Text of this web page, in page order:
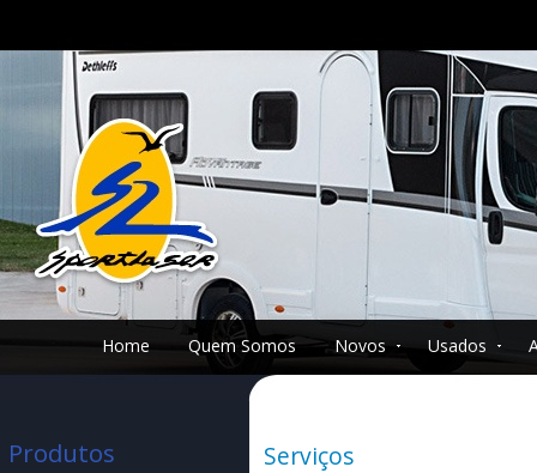
Home Quem Somos Novos Usados
Serviços
Produtos